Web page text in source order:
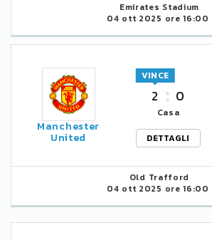
Emirates Stadium
04 ott 2025 ore 16:00
Manchester
United
2
VINCE
0
Casa
DETTAGLI
Old Trafford
04 ott 2025 ore 16:00